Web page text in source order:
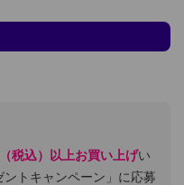
税込）以上お買い上げい
トキャンペーン」に応募